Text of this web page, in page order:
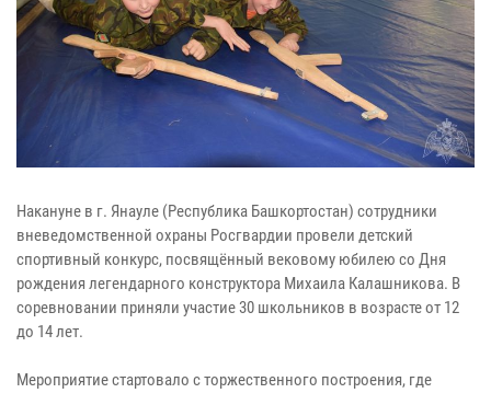
Накануне в г. Янауле (Республика Башкортостан) сотрудники
вневедомственной охраны Росгвардии провели детский
спортивный конкурс, посвящённый вековому юбилею со Дня
рождения легендарного конструктора Михаила Калашникова. В
соревновании приняли участие 30 школьников в возрасте от 12
до 14 лет.
Мероприятие стартовало с торжественного построения, где